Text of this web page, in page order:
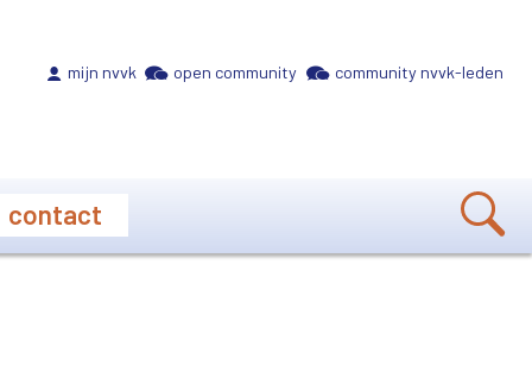
mijn nvvk open community community nvvk-leden
contact